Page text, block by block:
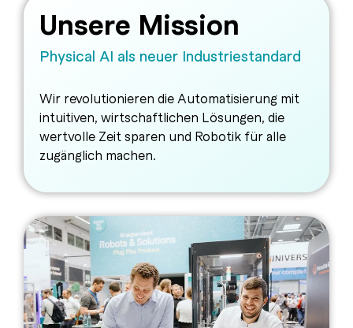
Unsere Mission
Physical AI als neuer Industriestandard
Wir revolutionieren die Automatisierung mit
intuitiven, wirtschaftlichen Lösungen, die
wertvolle Zeit sparen und Robotik für alle
zugänglich machen.